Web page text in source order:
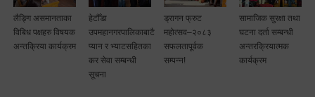
लैङ्गि असमानताका
विबिध पक्षहरु विषयक
अन्तक्रिया कार्यक्रम
हेटौँडा
उपमहानगरपालिकाबाटै
प्यान र भ्याटसहितका
कर सेवा सम्बन्धी
सूचना
ड्रागन फ्रुट
महोत्सव–२०८३
सफलतापूर्वक
सम्पन्न!
सामाजिक सुरक्षा तथा
घटना दर्ता सम्बन्धी
अन्तरक्रियात्मक
कार्यक्रम